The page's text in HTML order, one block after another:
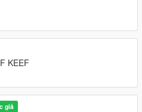
KEEF
giả